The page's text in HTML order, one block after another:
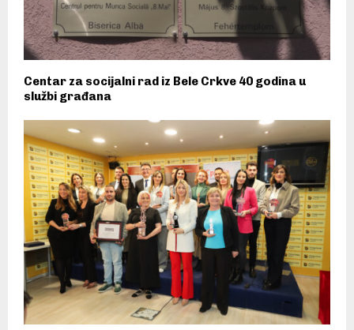
Centar za socijalni rad iz Bele Crkve 40 godina u
službi građana